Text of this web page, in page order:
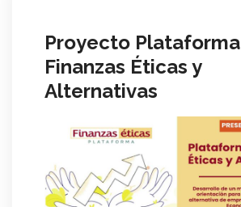
Proyecto Plataforma
Finanzas Éticas y
Alternativas